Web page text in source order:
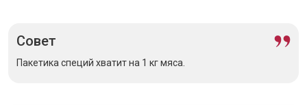
Совет
Пакетика специй хватит на 1 кг мяса.